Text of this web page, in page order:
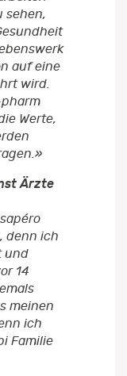
sehen,
auf eine
wird.
Werte,
Ärzte
denn ich
und
14
meinen
ich
Familie